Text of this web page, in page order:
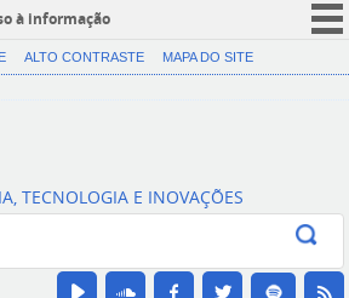
à informação
CORONAVÍRUS (COVID-19)
Canais
ALTO CONTRASTE MAPA DO SITE
TECNOLOGIA E INOVAÇÕES